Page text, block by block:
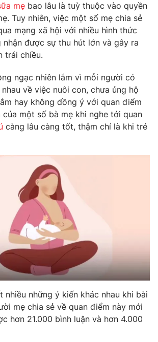
sống
tương lai
Podcast
Infographic
Shorts video
VTV Thể thao
mẹ bao lâu là tuỳ thuộc vào quyền
Tuy nhiên, việc một số mẹ chia sẻ
mạng xã hội với nhiều hình thức
nhận được sự thu hút lớn và gây ra
trái chiều.
ngạc nhiên lắm vì mỗi người có
về việc nuôi con, chưa ủng hộ
hay không đồng ý với quan điểm
của một số bà mẹ khi nghe tới quan
càng lâu càng tốt, thậm chí là khi trẻ
nhiều những ý kiến khác nhau khi bài
mẹ chia sẻ về quan điểm này mới
hơn 21.000 bình luận và hơn 4.000